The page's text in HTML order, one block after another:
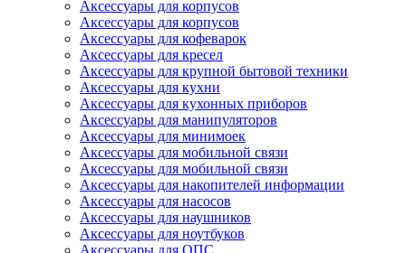
Аксессуары для корпусов
Аксессуары для корпусов
Аксессуары для кофеварок
Аксессуары для кресел
Аксессуары для крупной бытовой техники
Аксессуары для кухни
Аксессуары для кухонных приборов
Аксессуары для манипуляторов
Аксессуары для минимоек
Аксессуары для мобильной связи
Аксессуары для мобильной связи
Аксессуары для накопителей информации
Аксессуары для насосов
Аксессуары для наушников
Аксессуары для ноутбуков
Аксессуары для ОПС